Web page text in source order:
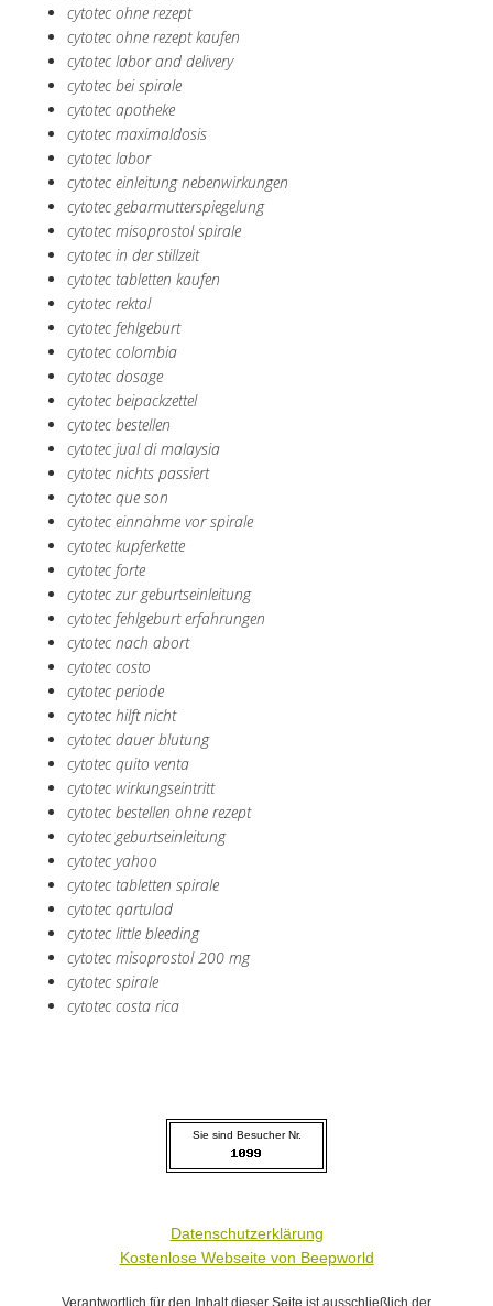
cytotec ohne rezept
cytotec ohne rezept kaufen
cytotec labor and delivery
cytotec bei spirale
cytotec apotheke
cytotec maximaldosis
cytotec labor
cytotec einleitung nebenwirkungen
cytotec gebarmutterspiegelung
cytotec misoprostol spirale
cytotec in der stillzeit
cytotec tabletten kaufen
cytotec rektal
cytotec fehlgeburt
cytotec colombia
cytotec dosage
cytotec beipackzettel
cytotec bestellen
cytotec jual di malaysia
cytotec nichts passiert
cytotec que son
cytotec einnahme vor spirale
cytotec kupferkette
cytotec forte
cytotec zur geburtseinleitung
cytotec fehlgeburt erfahrungen
cytotec nach abort
cytotec costo
cytotec periode
cytotec hilft nicht
cytotec dauer blutung
cytotec quito venta
cytotec wirkungseintritt
cytotec bestellen ohne rezept
cytotec geburtseinleitung
cytotec yahoo
cytotec tabletten spirale
cytotec qartulad
cytotec little bleeding
cytotec misoprostol 200 mg
cytotec spirale
cytotec costa rica
Sie sind Besucher Nr.
Datenschutzerklärung
Kostenlose Webseite von Beepworld
Verantwortlich für den Inhalt dieser Seite ist ausschließlich der